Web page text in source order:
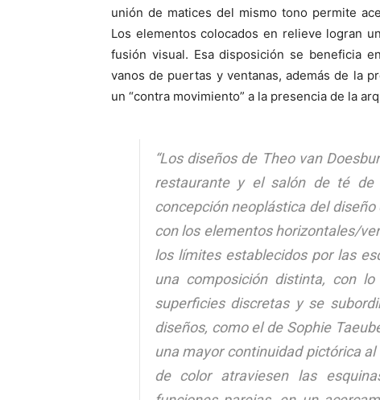
unión de matices del mismo tono permite
Los elementos colocados en relieve logran
fusión visual. Esa disposición se beneficia
vanos de puertas y ventanas, además de la
un “contra movimiento” a la presencia de la
“Los diseños de Theo van
restaurante y el salón de té de
concepción neoplástica del
con los elementos horizontales/
los límites establecidos por las
una composición distinta, con
superficies discretas y se
diseños, como el de Sophie
una mayor continuidad pictórica
de color atraviesen las